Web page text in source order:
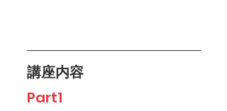
講座内容
Part1